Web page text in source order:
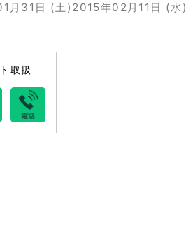
月31日 (土) 2015年02月11日 (水)
取扱